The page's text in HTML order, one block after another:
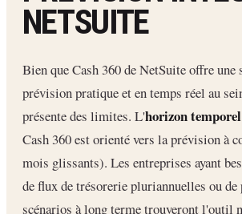
NETSUITE
Bien que Cash 360 de NetSuite offre une
prévision pratique et en temps réel au
présente des limites. L'horizon temporel
Cash 360 est orienté vers la prévision à
mois glissants). Les entreprises ayant
de flux de trésorerie pluriannuelles ou
scénarios à long terme trouveront l'outil